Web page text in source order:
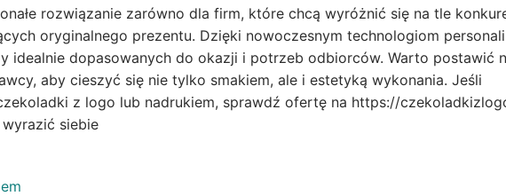
rozwiązanie zarówno dla firm, które chcą wyróżnić się na tle
oryginalnego prezentu. Dzięki nowoczesnym technologiom
idealnie dopasowanych do okazji i potrzeb odbiorców. Warto postawić
aby cieszyć się nie tylko smakiem, ale i estetyką wykonania. Jeśli
z logo lub nadrukiem, sprawdź ofertę na https://
siebie